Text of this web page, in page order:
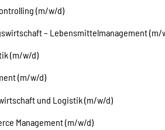
(m/w/d)
– Lebensmittelmanagement (m/
(m/w/d)
(m/w/d)
und Logistik (m/w/d)
Management (m/w/d)